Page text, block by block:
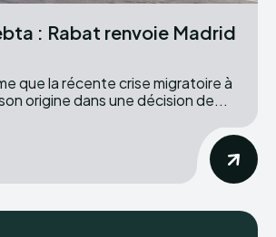
: Rabat renvoie Madrid
que la récente crise migratoire à
origine dans une décision de...